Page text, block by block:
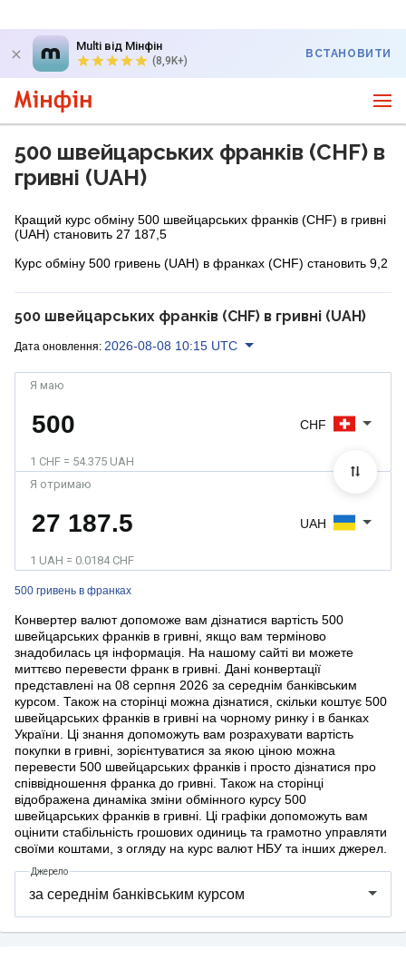
Multi від Мінфін
(8,9K+)
ВСТАНОВИТИ
500 швейцарських франків (CHF) в
гривні (UAH)
Кращий курс обміну 500 швейцарських франків (CHF) в гривні
(UAH) становить 27 187,5
Курс обміну 500 гривень (UAH) в франках (CHF) становить 9,2
500 швейцарських франків (CHF) в гривні (UAH)
Дата оновлення: 2026-08-08 10:15 UTC
500 гривень в франках
Я маю
1 CHF = 54.375 UAH
CHF
Я отримаю
1 UAH = 0.0184 CHF
UAH
Конвертер валют допоможе вам дізнатися вартість 500
швейцарських франків в гривні, якщо вам терміново
знадобилась ця інформація. На нашому сайті ви можете
миттєво перевести франк в гривні. Дані конвертації
представлені на 08 серпня 2026 за середнім банківським
курсом. Також на сторінці можна дізнатися, скільки коштує 500
швейцарських франків в гривні на чорному ринку і в банках
України. Ці знання допоможуть вам розрахувати вартість
покупки в гривні, зорієнтуватися за якою ціною можна
перевести 500 швейцарських франків і просто дізнатися про
співвідношення франка до гривні. Також на сторінці
відображена динаміка зміни обмінного курсу 500
швейцарських франків в гривні. Ці графіки допоможуть вам
оцінити стабільність грошових одиниць та грамотно управляти
своїми коштами, з огляду на курс валют НБУ та інших джерел.
Джерело